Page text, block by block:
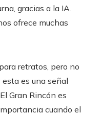
gracias a la IA.
ofrece muchas
retratos, pero no
es una señal
Gran Rincón es
cuando el